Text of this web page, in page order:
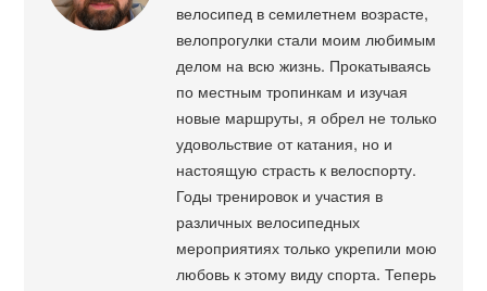
велосипед в семилетнем возрасте,
велопрогулки стали моим любимым
делом на всю жизнь. Прокатываясь
по местным тропинкам и изучая
новые маршруты, я обрел не только
удовольствие от катания, но и
настоящую страсть к велоспорту.
Годы тренировок и участия в
различных велосипедных
мероприятиях только укрепили мою
любовь к этому виду спорта. Теперь